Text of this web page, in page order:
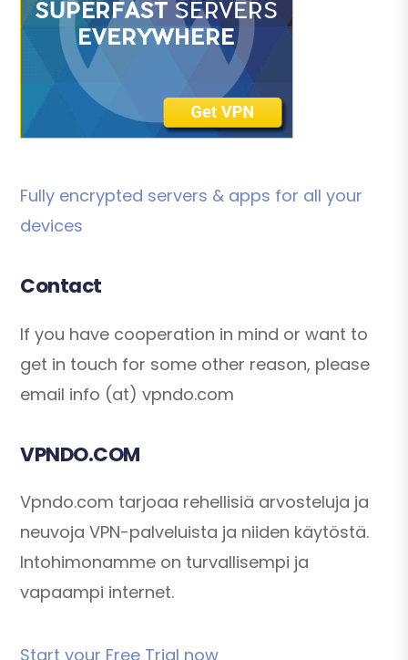
Fully encrypted servers & apps for all your
devices
Contact
If you have cooperation in mind or want to
get in touch for some other reason, please
email info (at) vpndo.com
VPNDO.COM
Vpndo.com tarjoaa rehellisiä arvosteluja ja
neuvoja VPN-palveluista ja niiden käytöstä.
Intohimonamme on turvallisempi ja
vapaampi internet.
Start your Free Trial now